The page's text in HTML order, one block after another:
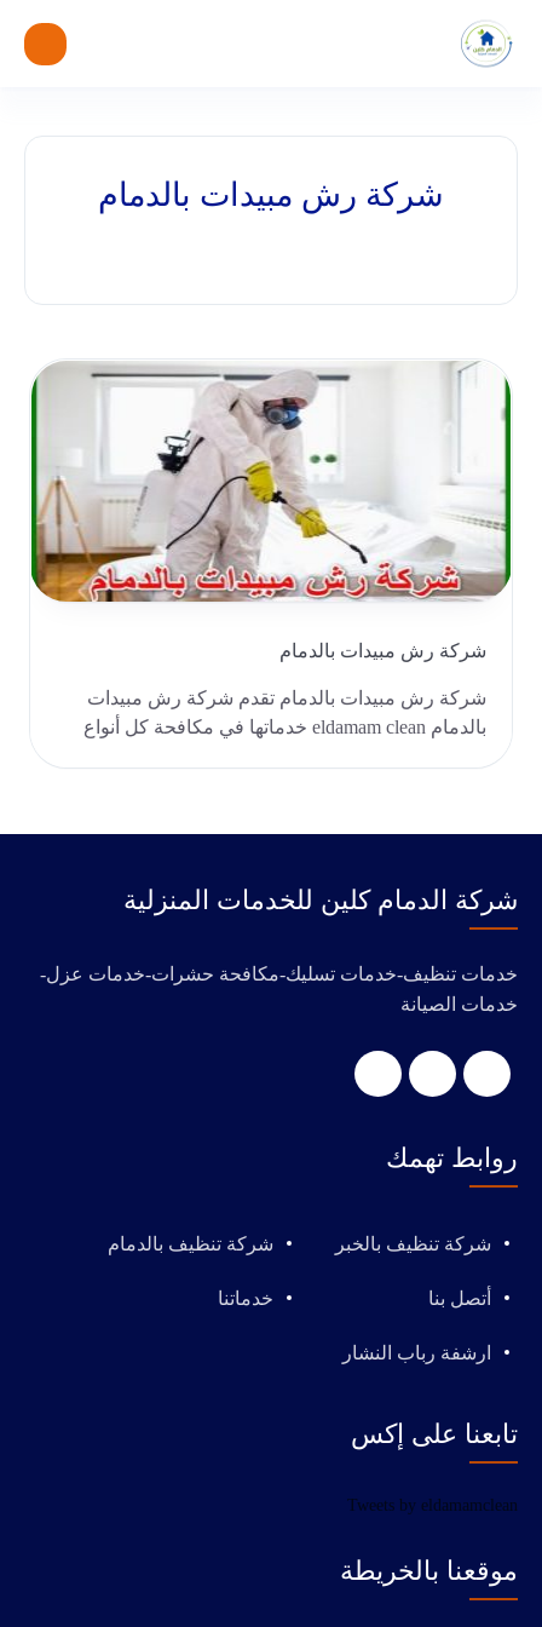
شركة رش مبيدات بالدمام
شركة رش مبيدات بالدمام
شركة رش مبيدات بالدمام تقدم شركة رش مبيدات
بالدمام eldamam clean خدماتها في مكافحة كل أنواع
‭‬شركة الدمام كلين للخدمات المنزلية
خدمات تنظيف-خدمات تسليك-مكافحة حشرات-خدمات عزل-
خدمات الصيانة
روابط تهمك
شركة تنظيف بالخبر شركة تنظيف بالدمام
أتصل بنا خدماتنا
ارشفة رباب النشار
تابعنا على إكس
Tweets by eldamamclean
موقعنا بالخريطة